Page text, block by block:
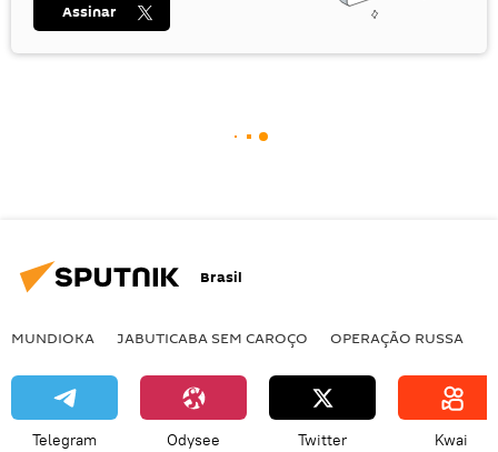
Assinar
Brasil
MUNDIOKA JABUTICABA SEM CAROÇO OPERAÇÃO RUSSA
Telegram Odysee Twitter Kwai